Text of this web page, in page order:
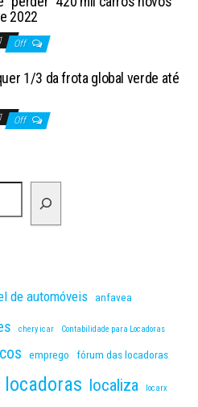
2022
Off
1/3 da frota global verde até
Off
de automóveis anfavea
chery icar Contabilidade para Locadoras
emprego fórum das locadoras
locadoras localiza locarx